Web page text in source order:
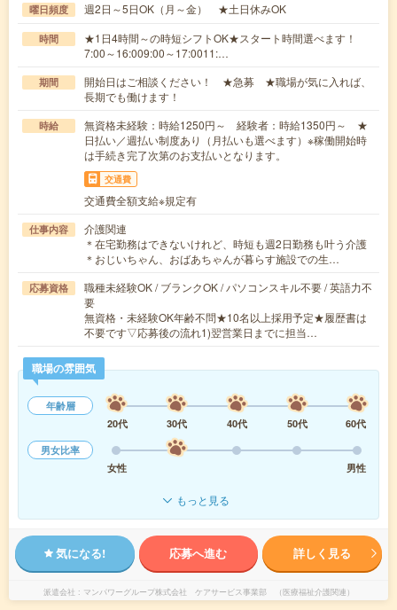
曜日頻度 週2日～5日OK（月～金） ★土日休みOK
時間
★1日4時間～の時短シフトOK★スタート時間選べます！
7:00～16:009:00～17:0011:…
期間
開始日はご相談ください！ ★急募 ★職場が気に入れば、
長期でも働けます！
時給
無資格未経験：時給1250円～ 経験者：時給1350円～ ★
日払い／週払い制度あり（月払いも選べます）※稼働開始時
は手続き完了次第のお支払いとなります。
交通費
交通費全額支給※規定有
仕事内容
介護関連
＊在宅勤務はできないけれど、時短も週2日勤務も叶う介護
＊おじいちゃん、おばあちゃんが暮らす施設での生…
応募資格
職種未経験OK / ブランクOK / パソコンスキル不要 / 英語力不
要
無資格・未経験OK年齢不問★10名以上採用予定★履歴書は
不要です▽応募後の流れ1)翌営業日までに担当…
職場の雰囲気
年齢層
20代
30代 40代 50代
60代
男女比率
女性
男性
もっと見る
気になる! 応募へ進む 詳しく見る
派遣会社 マンパワーグループ株式会社 ケアサービス事業部 （医療福祉介護関連）